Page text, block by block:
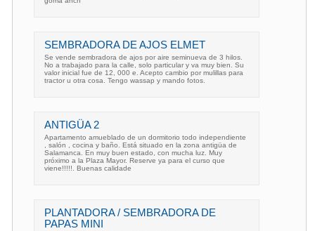
SEMBRADORA DE AJOS ELMET
Se vende sembradora de ajos por aire seminueva de 3 hilos.
No a trabajado para la calle, solo particular y va muy bien. Su
valor inicial fue de 12, 000 e. Acepto cambio por mulillas para
tractor u otra cosa. Tengo wassap y mando fotos.
ANTIGÜA 2
Apartamento amueblado de un dormitorio todo independiente
, salón , cocina y baño. Está situado en la zona antigüa de
Salamanca. En muy buen estado, con mucha luz. Muy
próximo a la Plaza Mayor. Reserve ya para el curso que
viene!!!!!. Buenas calidade
PLANTADORA / SEMBRADORA DE
PAPAS MINI